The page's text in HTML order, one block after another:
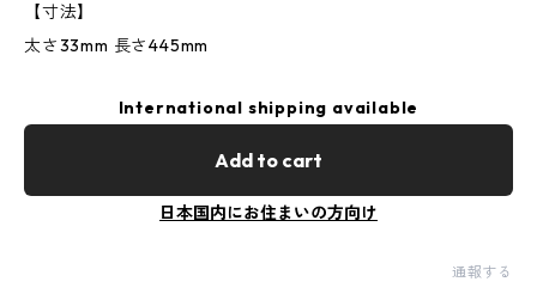
【寸法】
太さ33mm 長さ445mm
International shipping available
Add to cart
日本国内にお住まいの方向け
通報する